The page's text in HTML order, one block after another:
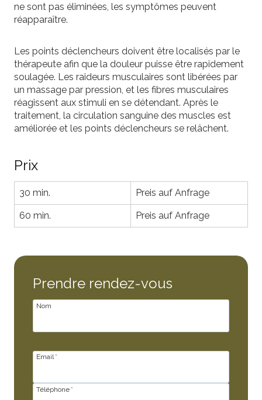
ne sont pas éliminées, les symptômes peuvent
réapparaître.
Les points déclencheurs doivent être localisés par le
thérapeute afin que la douleur puisse être rapidement
soulagée. Les raideurs musculaires sont libérées par
un massage par pression, et les fibres musculaires
réagissent aux stimuli en se détendant. Après le
traitement, la circulation sanguine des muscles est
améliorée et les points déclencheurs se relâchent.
Prix
30 min. Preis auf Anfrage
60 min. Preis auf Anfrage
Prendre rendez-vous
Nom
Email *
Téléphone *